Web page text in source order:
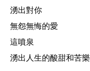
湧出對你
無怨無悔的愛
這噴泉
湧出人生的酸甜和苦樂